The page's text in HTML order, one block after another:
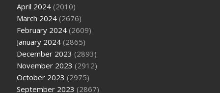
April 2024 (2010)
March 2024 (2676)
February 2024 (2609)
January 2024 (2865)
December 2023 (2893)
November 2023 (2912)
October 2023 (2975)
September 2023 (2867)